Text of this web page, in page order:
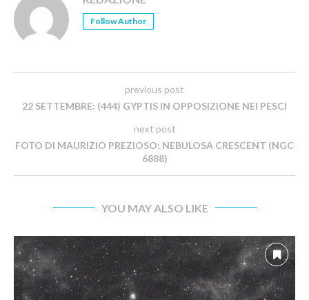
Follow Author
previous post
22 SETTEMBRE: (444) GYPTIS IN OPPOSIZIONE NEI PESCI
next post
FOTO DI MAURIZIO PREZIOSO: NEBULOSA CRESCENT (NGC
6888)
YOU MAY ALSO LIKE